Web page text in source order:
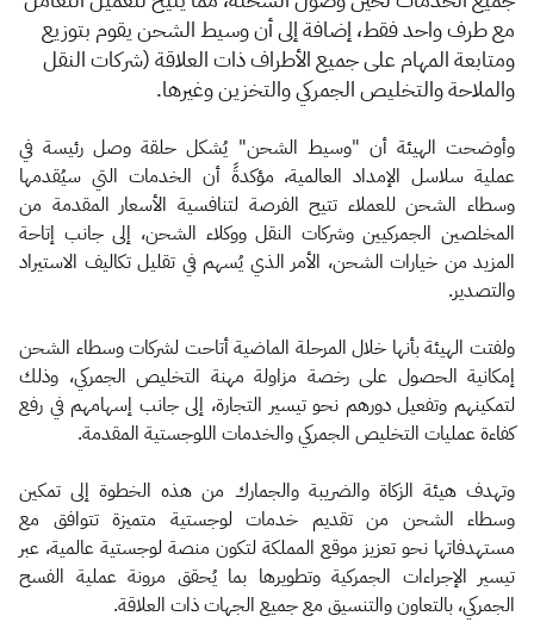
مع طرف واحد فقط، إضافة إلى أن وسيط الشحن يقوم بتوزيع
ومتابعة المهام على جميع الأطراف ذات العلاقة (شركات النقل
والملاحة والتخليص الجمركي والتخزين وغيرها.
وأوضحت الهيئة أن "وسيط الشحن" يُشكل حلقة وصل رئيسة في
عملية سلاسل الإمداد العالمية، مؤكدةً أن الخدمات التي سيُقدمها
وسطاء الشحن للعملاء تتيح الفرصة لتنافسية الأسعار المقدمة من
المخلصين الجمركيين وشركات النقل ووكلاء الشحن، إلى جانب إتاحة
المزيد من خيارات الشحن، الأمر الذي يُسهم في تقليل تكاليف الاستيراد
والتصدير.
ولفتت الهيئة بأنها خلال المرحلة الماضية أتاحت لشركات وسطاء الشحن
إمكانية الحصول على رخصة مزاولة مهنة التخليص الجمركي، وذلك
لتمكينهم وتفعيل دورهم نحو تيسير التجارة، إلى جانب إسهامهم في رفع
كفاءة عمليات التخليص الجمركي والخدمات اللوجستية المقدمة.
وتهدف هيئة الزكاة والضريبة والجمارك من هذه الخطوة إلى تمكين
وسطاء الشحن من تقديم خدمات لوجستية متميزة تتوافق مع
مستهدفاتها نحو تعزيز موقع المملكة لتكون منصة لوجستية عالمية، عبر
تيسير الإجراءات الجمركية وتطويرها بما يُحقق مرونة عملية الفسح
الجمركي، بالتعاون والتنسيق مع جميع الجهات ذات العلاقة. ​